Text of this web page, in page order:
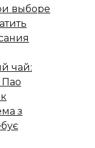
выборе
чай:
Пао
з